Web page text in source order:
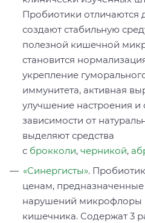
Пробиотики отличаются
создают стабильную
полезной кишечной
становится
укрепление
иммунитета, активная
улучшение настроения и
зависимости от
выделяют средства
с брокколи, черникой,
«Синергисты».
ценам,
нарушений микрофлоры
кишечника. Содержат 3